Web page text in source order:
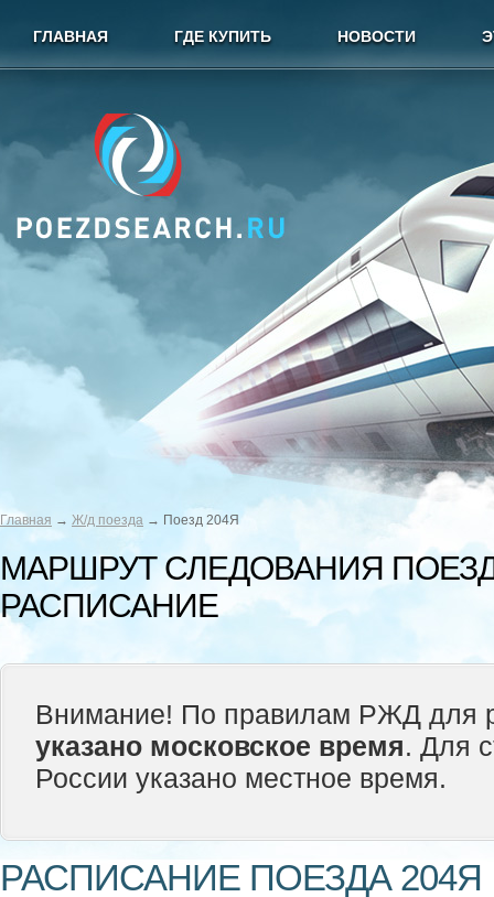
ГЛАВНАЯ ГДЕ КУПИТЬ НОВОСТИ
Главная → Ж/д поезда → Поезд 204Я
МАРШРУТ СЛЕДОВАНИЯ
РАСПИСАНИЕ
Внимание! По правилам РЖД для
указано московское время. Для
России указано местное время.
РАСПИСАНИЕ ПОЕЗДА 204Я